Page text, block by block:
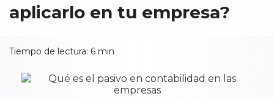
aplicarlo en tu empresa?
Tiempo de lectura: 6 min